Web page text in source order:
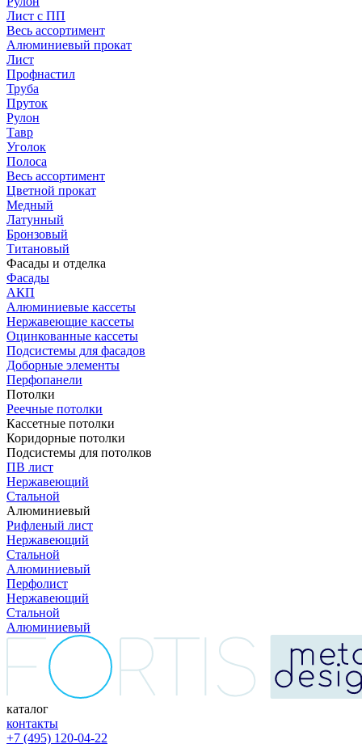
Лист с ПП
Весь ассортимент
Алюминиевый прокат
Лист
Профнастил
Труба
Пруток
Рулон
Тавр
Уголок
Полоса
Весь ассортимент
Цветной прокат
Медный
Латунный
Бронзовый
Титановый
Фасады и отделка
Фасады
АКП
Алюминиевые кассеты
Нержавеющие кассеты
Оцинкованные кассеты
Подсистемы для фасадов
Доборные элементы
Перфопанели
Потолки
Реечные потолки
Кассетные потолки
Коридорные потолки
Подсистемы для потолков
ПВ лист
Нержавеющий
Стальной
Алюминиевый
Рифленый лист
Нержавеющий
Стальной
Алюминиевый
Перфолист
Нержавеющий
Стальной
Алюминиевый
каталог
контакты
+7 (495) 120-04-22